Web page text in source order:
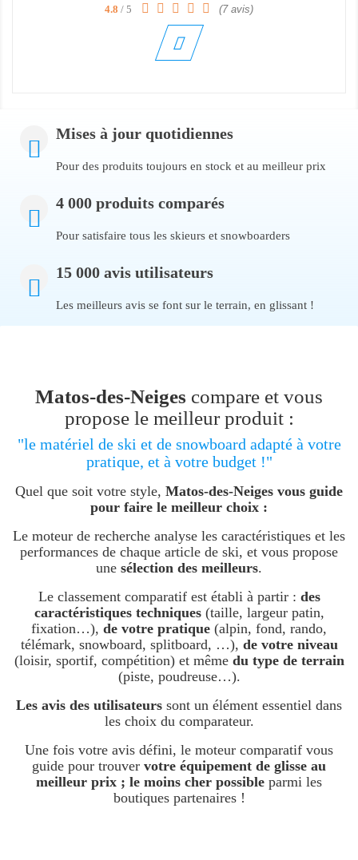
4.8 / 5 (7 avis)
Mises à jour quotidiennes
Pour des produits toujours en stock et au meilleur prix
4 000 produits comparés
Pour satisfaire tous les skieurs et snowboarders
15 000 avis utilisateurs
Les meilleurs avis se font sur le terrain, en glissant !
Matos-des-Neiges compare et vous
propose le meilleur produit :
"le matériel de ski et de snowboard adapté à votre
pratique, et à votre budget !"
Quel que soit votre style, Matos-des-Neiges vous guide
pour faire le meilleur choix :
Le moteur de recherche analyse les caractéristiques et les
performances de chaque article de ski, et vous propose
une sélection des meilleurs.
Le classement comparatif est établi à partir : des
caractéristiques techniques(taille, largeur patin,
fixation…), de votre pratique (alpin, fond, rando,
télémark, snowboard, splitboard, …), de votre niveau
(loisir, sportif, compétition) et même du type de terrain
(piste, poudreuse…).
Les avis des utilisateurs sont un élément essentiel dans
les choix du comparateur.
Une fois votre avis défini, le moteur comparatif vous
guide pour trouver votre équipement de glisse au
meilleur prix ; le moins cher possible parmi les
boutiques partenaires !